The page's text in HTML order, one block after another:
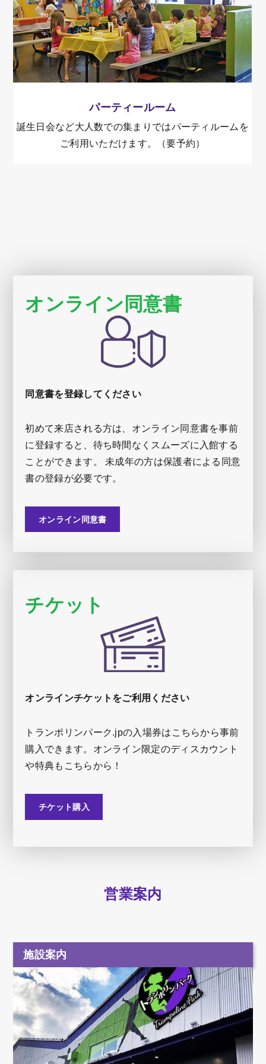
パーティールーム
誕生日会など大人数での集まりではパーティルームを
ご利用いただけます。（要予約）
オンライン同意書
同意書を登録してください
初めて来店される方は、オンライン同意書を事前
に登録すると、待ち時間なくスムーズに入館する
ことができます。 未成年の方は保護者による同意
書の登録が必要です。
オンライン同意書
チケット
オンラインチケットをご利用ください
トランポリンパーク.jpの入場券はこちらから事前
購入できます。オンライン限定のディスカウント
や特典もこちらから！
チケット購入
営業案内
施設案内